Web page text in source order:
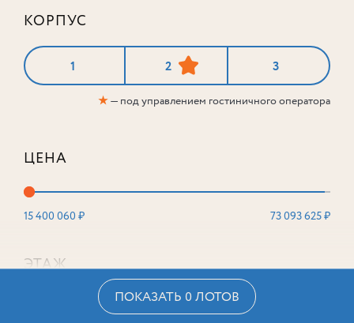
КОРПУС
1 2 3
★— под управлением гостиничного оператора
ЦЕНА
15 400 060 ₽ 73 093 625 ₽
ЭТАЖ
ПОКАЗАТЬ 0 ЛОТОВ